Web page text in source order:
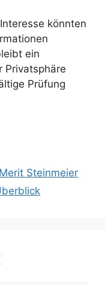
könnten
ein
Privatsphäre
Prüfung
Steinmeier